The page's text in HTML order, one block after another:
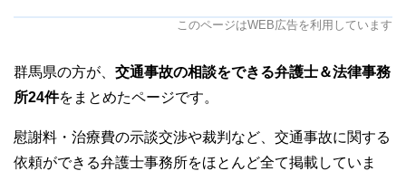
このページはWEB広告を利用しています
群馬県の方が、 交通事故の相談をできる弁護士＆法律事務
所24件をまとめたページです。
慰謝料・治療費の示談交渉や裁判など、交通事故に関する
依頼ができる弁護士事務所をほとんど全て掲載していま